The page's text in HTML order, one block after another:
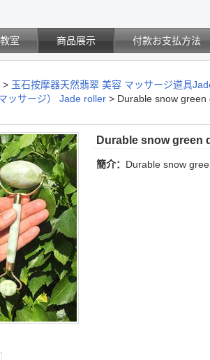
室 商品展示 付款お支払方法
> 玉石按摩器天然翡翠 美容 マッサージ道具
ッサージ） Jade roller > Durable snow
Durable snow green
簡介： Durable snow